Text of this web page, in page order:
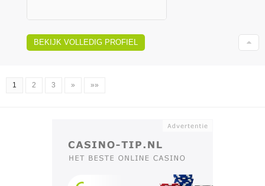
BEKIJK VOLLEDIG PROFIEL
1 2 3 » »»